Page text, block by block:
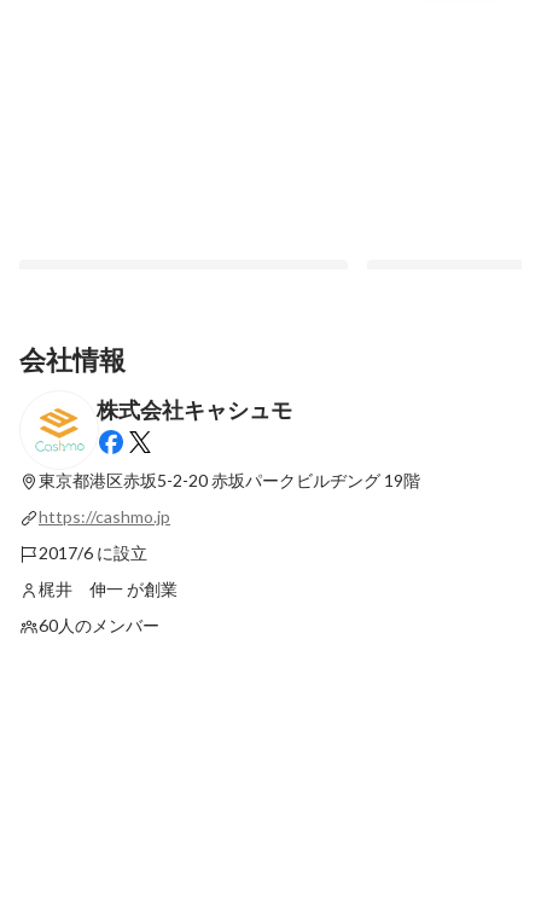
【バックオフィスの常識を覆す！】日本の
中小企業を救う、キャシュモサービスと
は？固定された投稿 最新順で表示
会社情報
株式会社キャシュモ
東京都港区赤坂5-2-20赤坂パークビルヂング 19階
https://cashmo.jp
2017/6 に設立
梶井 伸一 が創業
60人のメンバー